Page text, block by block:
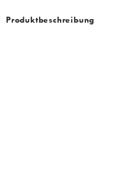
Produktbeschreibung